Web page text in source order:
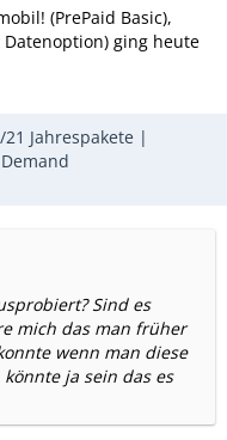
(PrePaid Basic),
ging heute
Jahrespakete |
Sind es
mich das man früher
wenn man diese
ja sein das es